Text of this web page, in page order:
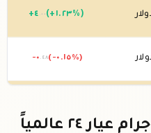
+٤ .٠٠ (+١.٢٣%)
-٠ .٤٨ (-٠.١٥%)